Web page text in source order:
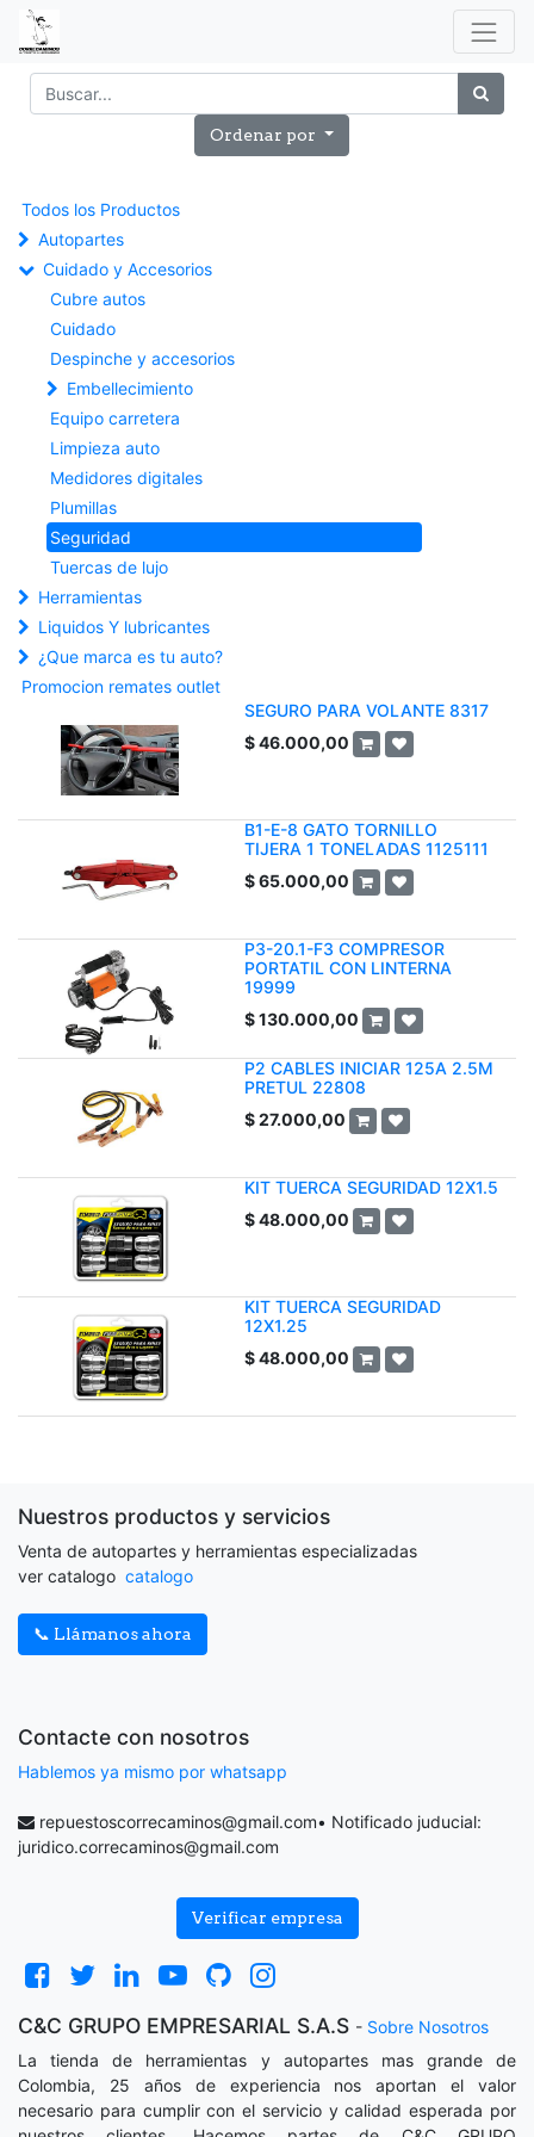
Ordenar por
Todos los Productos
Autopartes
Cuidado y Accesorios
Cubre autos
Cuidado
Despinche y accesorios
Embellecimiento
Equipo carretera
Limpieza auto
Medidores digitales
Plumillas
Seguridad
Tuercas de lujo
Herramientas
Liquidos Y lubricantes
¿Que marca es tu auto?
Promocion remates outlet
SEGURO PARA VOLANTE 8317
$46.000,00
B1-E-8 GATO TORNILLO
TIJERA 1 TONELADAS 1125111
$65.000,00
P3-20.1-F3 COMPRESOR
PORTATIL CON LINTERNA
19999
$130.000,00
P2 CABLES INICIAR 125A 2.5M
PRETUL 22808
$27.000,00
KIT TUERCA SEGURIDAD 12X1.5
$48.000,00
KIT TUERCA SEGURIDAD
12X1.25
$48.000,00
Nuestros productos y servicios
Venta de autopartes y herramientas especializadas
ver catalogo catalogo
📞 Llámanos ahora
Contacte con nosotros
Hablemos ya mismo por whatsapp
repuestoscorrecaminos@gmail.com• Notificado juducial:
juridico.correcaminos@gmail.com
Verificar empresa
C&C GRUPO EMPRESARIAL S.A.S - Sobre Nosotros
La tienda de herramientas y autopartes mas grande de
Colombia, 25 años de experiencia nos aportan el valor
necesario para cumplir con el servicio y calidad esperada por